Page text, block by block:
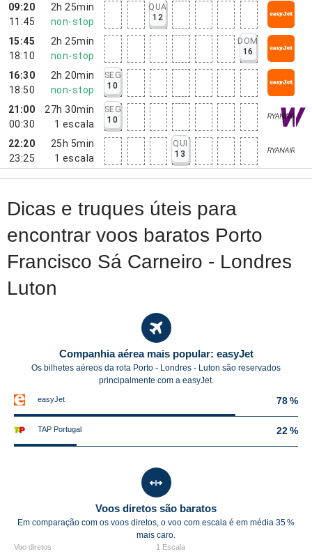
09:20
11:45
2h 25min
non-stop
QUA
12
15:45
18:10
2h 25min
non-stop
DOM
16
16:30
18:50
2h 20min
non-stop
SEG
10
21:00
00:30
27h 30min
1 escala
SEG
10
22:20
23:25
25h 5min
1 escala
QUI
13
Dicas e truques úteis para
encontrar voos baratos Porto
Francisco Sá Carneiro - Londres
Luton
Companhia aérea mais popular: easyJet
Os bilhetes aéreos da rota Porto - Londres - Luton são reservados
principalmente com a easyJet.
easyJet 78 %
TAP Portugal 22 %
Voos diretos são baratos
Em comparação com os voos diretos, o voo com escala é em média 35 %
mais caro.
Voo diretos 1 Escala